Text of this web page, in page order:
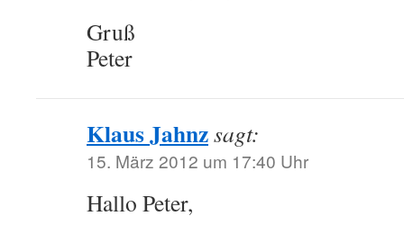
Gruß
Peter
Klaus Jahnzsagt:
15. März 2012 um 17:40 Uhr
Hallo Peter,